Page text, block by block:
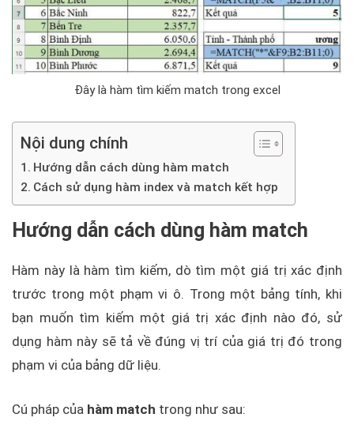
Đây là hàm tìm kiếm match trong excel
Nội dung chính
Hướng dẫn cách dùng hàm match
Cách sử dụng hàm index và match kết hợp
Hướng dẫn cách dùng hàm match
Hàm này là hàm tìm kiếm, dò tìm một giá trị xác định
trước trong một phạm vi ô. Trong một bảng tính, khi
bạn muốn tìm kiếm một giá trị xác định nào đó, sử
dụng hàm này sẽ tả về đúng vị trí của giá trị đó trong
phạm vi của bảng dữ liệu.
Cú pháp của hàm match trong như sau: